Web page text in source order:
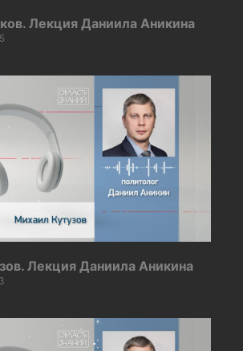
Лекция Даниила Аникина
Лекция Даниила Аникина